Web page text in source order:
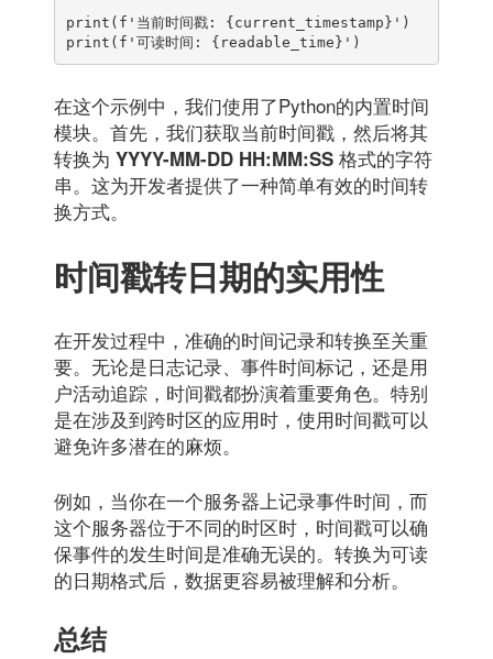
print(f'当前时间戳: {current_timestamp}')
print(f'可读时间: {readable_time}')
在这个示例中，我们使用了Python的内置时间
模块。首先，我们获取当前时间戳，然后将其
转换为 YYYY-MM-DD HH:MM:SS 格式的字符
串。这为开发者提供了一种简单有效的时间转
换方式。
时间戳转日期的实用性
在开发过程中，准确的时间记录和转换至关重
要。无论是日志记录、事件时间标记，还是用
户活动追踪，时间戳都扮演着重要角色。特别
是在涉及到跨时区的应用时，使用时间戳可以
避免许多潜在的麻烦。
例如，当你在一个服务器上记录事件时间，而
这个服务器位于不同的时区时，时间戳可以确
保事件的发生时间是准确无误的。转换为可读
的日期格式后，数据更容易被理解和分析。
总结